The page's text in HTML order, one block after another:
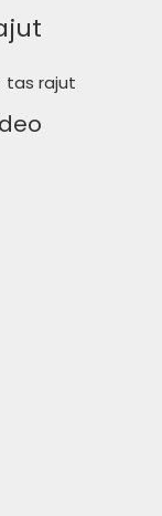
tas rajut